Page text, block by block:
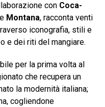
con Coca-
Montana, racconta venti
iconografia, stili e
e dei riti del mangiare.
per la prima volta al
che recupera un
la modernità italiana;
cogliendone